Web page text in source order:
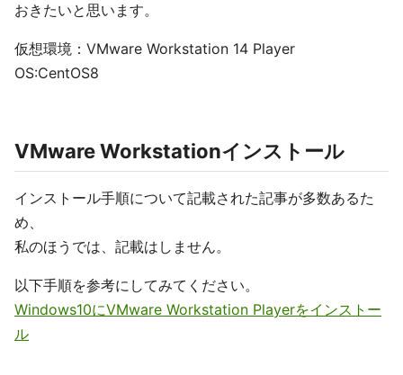
おきたいと思います。
仮想環境：VMware Workstation 14 Player
OS:CentOS8
VMware Workstationインストール
インストール手順について記載された記事が多数あるた
め、
私のほうでは、記載はしません。
以下手順を参考にしてみてください。
Windows10にVMware Workstation Playerをインストー
ル